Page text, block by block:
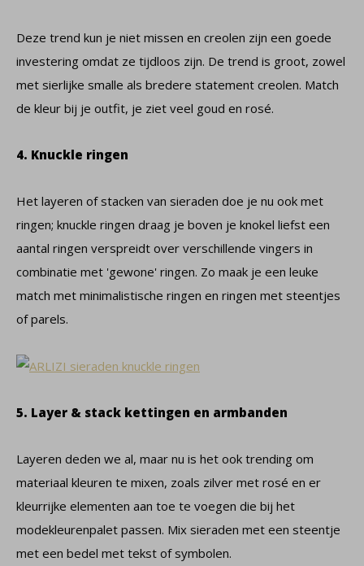
Deze trend kun je niet missen en creolen zijn een goede
investering omdat ze tijdloos zijn. De trend is groot, zowel
met sierlijke smalle als bredere statement creolen. Match
de kleur bij je outfit, je ziet veel goud en rosé.
4. Knuckle ringen
Het layeren of stacken van sieraden doe je nu ook met
ringen; knuckle ringen draag je boven je knokel liefst een
aantal ringen verspreidt over verschillende vingers in
combinatie met 'gewone' ringen. Zo maak je een leuke
match met minimalistische ringen en ringen met steentjes
of parels.
5. Layer & stack kettingen en armbanden
Layeren deden we al, maar nu is het ook trending om
materiaal kleuren te mixen, zoals zilver met rosé en er
kleurrijke elementen aan toe te voegen die bij het
modekleurenpalet passen. Mix sieraden met een steentje
met een bedel met tekst of symbolen.